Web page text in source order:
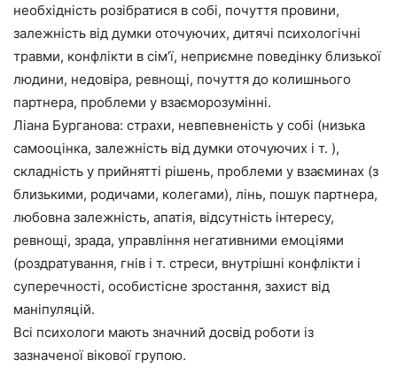
необхідність розібратися в собі, почуття провини,
залежність від думки оточуючих, дитячі психологічні
травми, конфлікти в сім’ї, неприємне поведінку близької
людини, недовіра, ревнощі, почуття до колишнього
партнера, проблеми у взаєморозумінні.
Ліана Бурганова: страхи, невпевненість у собі (низька
самооцінка, залежність від думки оточуючих і т. ),
складність у прийнятті рішень, проблеми у взаєминах (з
близькими, родичами, колегами), лінь, пошук партнера,
любовна залежність, апатія, відсутність інтересу,
ревнощі, зрада, управління негативними емоціями
(роздратування, гнів і т. стреси, внутрішні конфлікти і
суперечності, особистісне зростання, захист від
маніпуляцій.
Всі психологи мають значний досвід роботи із
зазначеної вікової групою.